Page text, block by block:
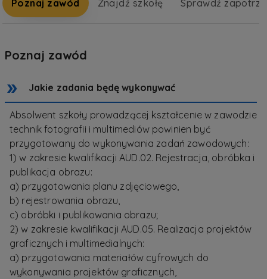
Poznaj zawód Znajdź szkołę Sprawdź
Poznaj zawód
Jakie zadania będę wykonywać
Absolwent szkoły prowadzącej kształcenie w zawodzie
technik fotografii i multimediów powinien być
przygotowany do wykonywania zadań zawodowych:
1) w zakresie kwalifikacji AUD.02. Rejestracja, obróbka i
publikacja obrazu:
a) przygotowania planu zdjęciowego,
b) rejestrowania obrazu,
c) obróbki i publikowania obrazu;
2) w zakresie kwalifikacji AUD.05. Realizacja projektów
graficznych i multimedialnych:
a) przygotowania materiałów cyfrowych do
wykonywania projektów graficznych,